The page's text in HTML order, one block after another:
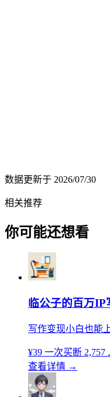
数据更新于 2026/07/30
相关推荐
你可能还想看
临公子的百万IP
写作变现小白也能
¥39 一次买断 2,757
查看详情 →